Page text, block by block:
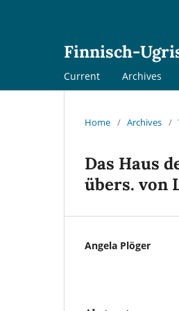
Finnisch-
Current Archives
Home / Archives /
Das Haus
übers. von
Angela Plöger